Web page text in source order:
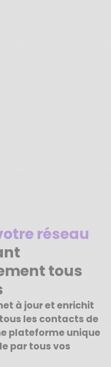
réseau
tous
à jour et enrichit
les contacts de
plateforme unique
par tous vos